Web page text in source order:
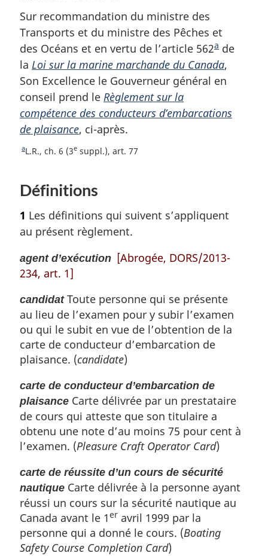
Sur recommandation du ministre des
Transports et du ministre des Pêches et
des Océans et en vertu de l’article 562N
o
t
d
e
g
a de
la Loi sur la marine marchande du Canada,
Son Excellence le Gouverneur général en
conseil prend le Règlement sur la
compétence des conducteurs d’embarcations
de plaisance, ci-après.
R
o
r
à
a
r
f
r
e
n
c
d
e
l
a
n
o
e
d
e
b
a
s
aL.R., ch. 6 (3esuppl.), art. 77
Définitions
1 Les définitions qui suivent s’appliquent
au présent règlement.
agent d’exécution [Abrogée, DORS/2013-
234, art. 1]
candidatToute personne qui se présente
au lieu de l’examen pour y subir l’examen
ou qui le subit en vue de l’obtention de la
carte de conducteur d’embarcation de
plaisance. (candidate)
carte de conducteur d’embarcation de
plaisance Carte délivrée par un prestataire
de cours qui atteste que son titulaire a
obtenu une note d’au moins 75 pour cent à
l’examen. (Pleasure Craft Operator Card)
carte de réussite d’un cours de sécurité
nautique Carte délivrée à la personne ayant
réussi un cours sur la sécurité nautique au
Canada avant le 1er avril 1999 par la
personne qui a donné le cours. (Boating
Safety Course Completion Card)